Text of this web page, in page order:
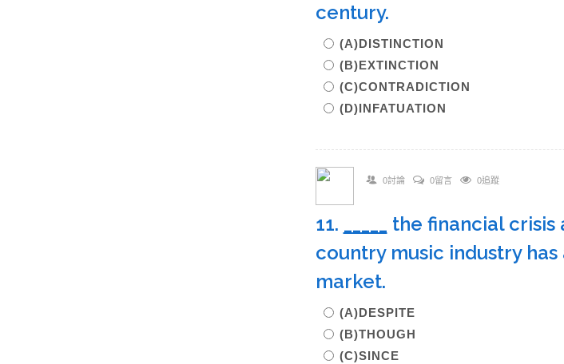
century.
(A)DISTINCTION
(B)EXTINCTION
(C)CONTRADICTION
(D)INFATUATION
0討論 0留言 0追蹤
11. _____ the financial
country music industry
market.
(A)DESPITE
(B)THOUGH
(C)SINCE